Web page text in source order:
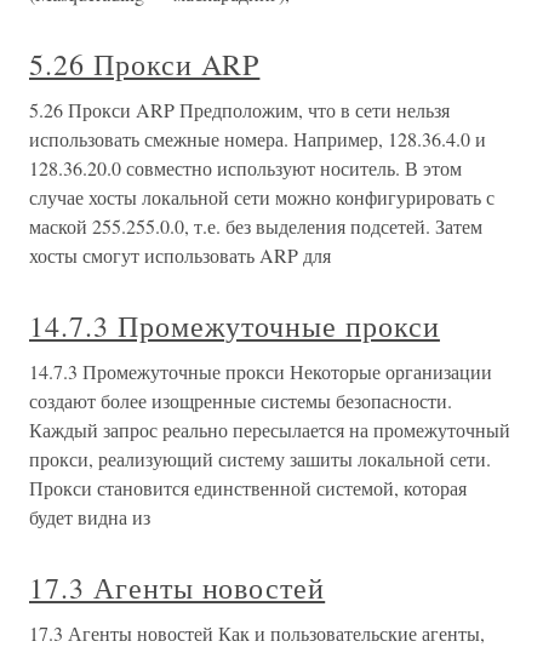
5.26 Прокси ARP
5.26 Прокси ARP Предположим, что в сети нельзя
использовать смежные номера. Например, 128.36.4.0 и
128.36.20.0 совместно используют носитель. В этом
случае хосты локальной сети можно конфигурировать с
маской 255.255.0.0, т.е. без выделения подсетей. Затем
хосты смогут использовать ARP для
14.7.3 Промежуточные прокси
14.7.3 Промежуточные прокси Некоторые организации
создают более изощренные системы безопасности.
Каждый запрос реально пересылается на промежуточный
прокси, реализующий систему зашиты локальной сети.
Прокси становится единственной системой, которая
будет видна из
17.3 Агенты новостей
17.3 Агенты новостей Как и пользовательские агенты,